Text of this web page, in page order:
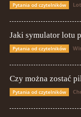
Pytania od czytelników
Jaki symulator lotu
Pytania od czytelników
Czy można zostać
Pytania od czytelników